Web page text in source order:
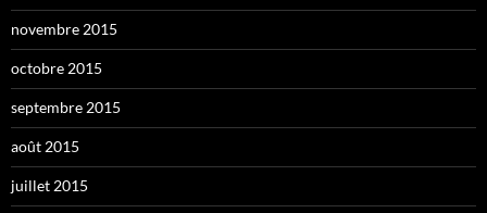
novembre 2015
octobre 2015
septembre 2015
août 2015
juillet 2015